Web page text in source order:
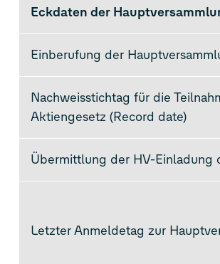
Eckdaten der
Einberufung der
Nachweisstichtag für die
Aktiengesetz (Record date)
Übermittlung der HV-Einladung
Letzter Anmeldetag zur